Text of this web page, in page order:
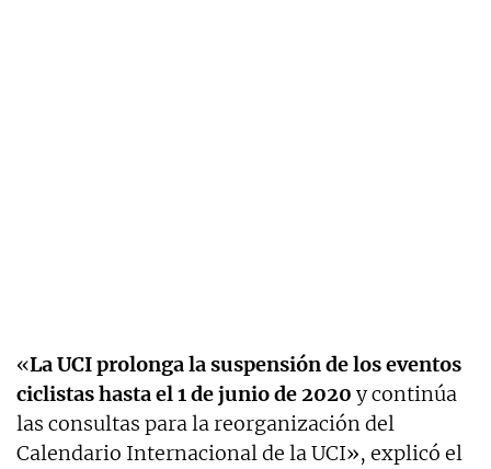
«La UCI prolonga la suspensión de los eventos
ciclistas hasta el 1 de junio de 2020 y continúa
las consultas para la reorganización del
Calendario Internacional de la UCI», explicó el